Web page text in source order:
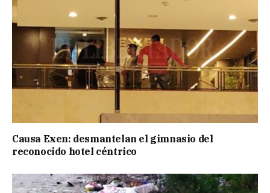
Causa Exen: desmantelan el gimnasio del
reconocido hotel céntrico